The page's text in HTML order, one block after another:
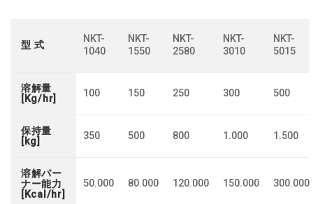
型 式
NKT-
1040
NKT-
1550
NKT-
2580
NKT-
3010
NKT-
5015
溶解量
[Kg/hr]
100 150 250 300 500
保持量
[kg]
350 500 800 1.000 1.500
溶解バー
ナー能力
[Kcal/hr]
50.000 80.000 120.000 150.000 300.000